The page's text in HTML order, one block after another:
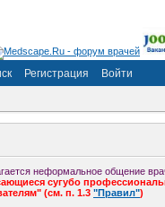
Регистрация Войти
неформальное общение
сугубо
(см. п. 1.3 "Правил")